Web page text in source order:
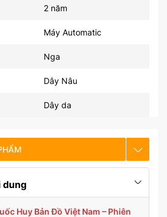
2 năm
Máy Automatic
Nga
Dây Nâu
Dây da
dung
Huy Bản Đồ Việt Nam – Phiên